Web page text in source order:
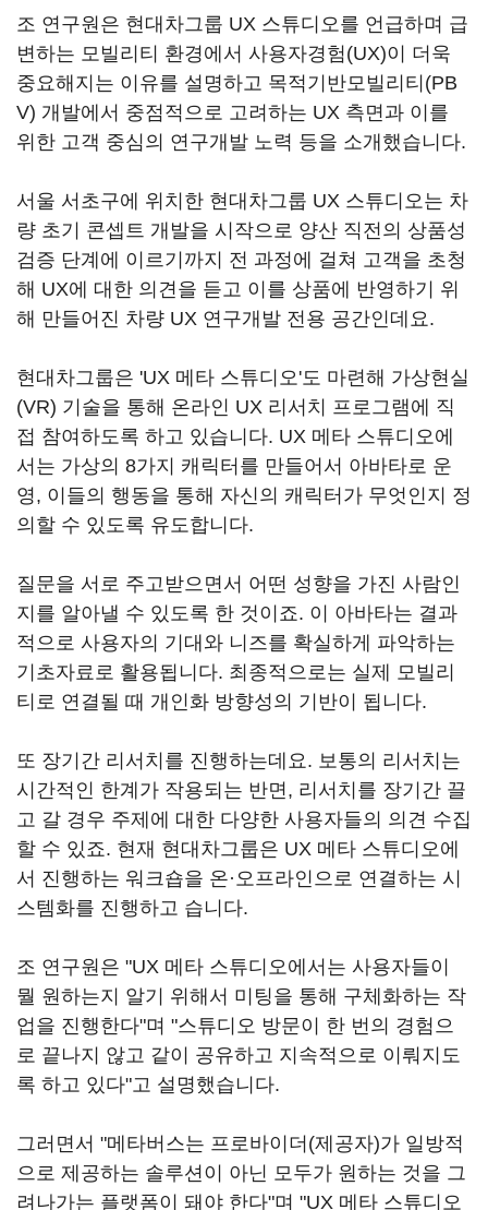
조 연구원은 현대차그룹 UX 스튜디오를 언급하며 급
변하는 모빌리티 환경에서 사용자경험(UX)이 더욱
중요해지는 이유를 설명하고 목적기반모빌리티(PB
V) 개발에서 중점적으로 고려하는 UX 측면과 이를
위한 고객 중심의 연구개발 노력 등을 소개했습니다.
서울 서초구에 위치한 현대차그룹 UX 스튜디오는 차
량 초기 콘셉트 개발을 시작으로 양산 직전의 상품성
검증 단계에 이르기까지 전 과정에 걸쳐 고객을 초청
해 UX에 대한 의견을 듣고 이를 상품에 반영하기 위
해 만들어진 차량 UX 연구개발 전용 공간인데요.
현대차그룹은 'UX 메타 스튜디오'도 마련해 가상현실
(VR) 기술을 통해 온라인 UX 리서치 프로그램에 직
접 참여하도록 하고 있습니다. UX 메타 스튜디오에
서는 가상의 8가지 캐릭터를 만들어서 아바타로 운
영, 이들의 행동을 통해 자신의 캐릭터가 무엇인지 정
의할 수 있도록 유도합니다.
질문을 서로 주고받으면서 어떤 성향을 가진 사람인
지를 알아낼 수 있도록 한 것이죠. 이 아바타는 결과
적으로 사용자의 기대와 니즈를 확실하게 파악하는
기초자료로 활용됩니다. 최종적으로는 실제 모빌리
티로 연결될 때 개인화 방향성의 기반이 됩니다.
또 장기간 리서치를 진행하는데요. 보통의 리서치는
시간적인 한계가 작용되는 반면, 리서치를 장기간 끌
고 갈 경우 주제에 대한 다양한 사용자들의 의견 수집
할 수 있죠. 현재 현대차그룹은 UX 메타 스튜디오에
서 진행하는 워크숍을 온·오프라인으로 연결하는 시
스템화를 진행하고 습니다.
조 연구원은 "UX 메타 스튜디오에서는 사용자들이
뭘 원하는지 알기 위해서 미팅을 통해 구체화하는 작
업을 진행한다"며 "스튜디오 방문이 한 번의 경험으
로 끝나지 않고 같이 공유하고 지속적으로 이뤄지도
록 하고 있다"고 설명했습니다.
그러면서 "메타버스는 프로바이더(제공자)가 일방적
으로 제공하는 솔루션이 아닌 모두가 원하는 것을 그
려나가는 플랫폼이 돼야 한다"며 "UX 메타 스튜디오